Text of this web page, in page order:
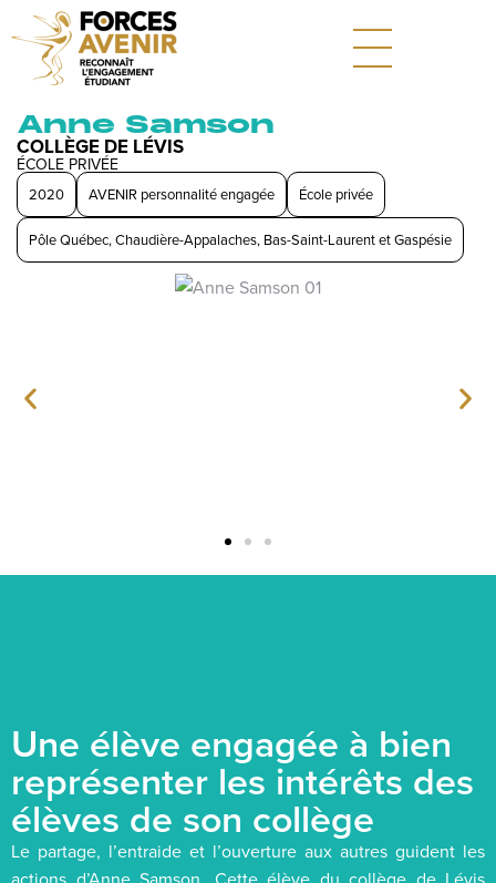
Anne Samson
COLLÈGE DE LÉVIS
ÉCOLE PRIVÉE
2020 AVENIR personnalité engagée École privée
Pôle Québec, Chaudière-Appalaches, Bas-Saint-Laurent et Gaspésie
Une élève engagée à bien
représenter les intérêts des
élèves de son collège
Le partage, l’entraide et l’ouverture aux autres guident les